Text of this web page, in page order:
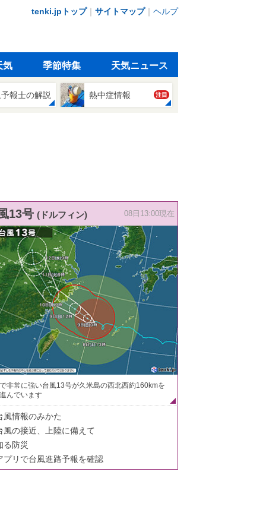
tenki.jpトップ｜ サイトマップ｜ ヘルプ
気 季節特集 天気ニュース
報士の解説 熱中症情報 注目
13号 (ドルフィン) 08日13:00現在
非常に強い台風13号が久米島の西北西約160kmを
んでいます
風情報のみかた
風の接近、上陸に備えて
る防災
プリで台風進路予報を確認